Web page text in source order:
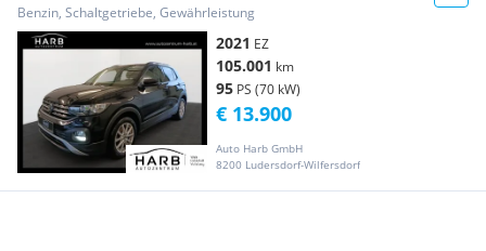
Benzin, Schaltgetriebe, Gewährleistung
2021 EZ
105.001 km
95 PS (70 kW)
Auto Harb GmbH
8200 Ludersdorf-Wilfersdorf
€ 13.900